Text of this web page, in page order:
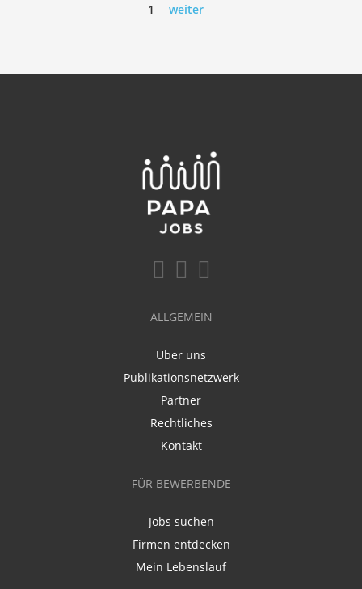
1 weiter
ALLGEMEIN
Über uns
Publikationsnetzwerk
Partner
Rechtliches
Kontakt
FÜR BEWERBENDE
Jobs suchen
Firmen entdecken
Mein Lebenslauf